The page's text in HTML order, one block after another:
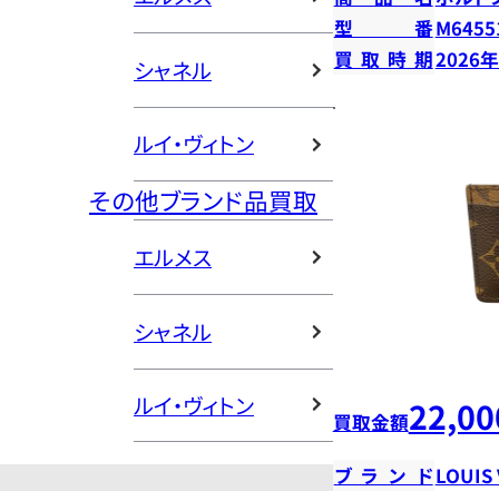
シャネル
ルイ・ヴィトン
その他ブランド品買取
エルメス
シャネル
ルイ・ヴィトン
型番
買取時期2026
買取金額
ブランドLOUIS